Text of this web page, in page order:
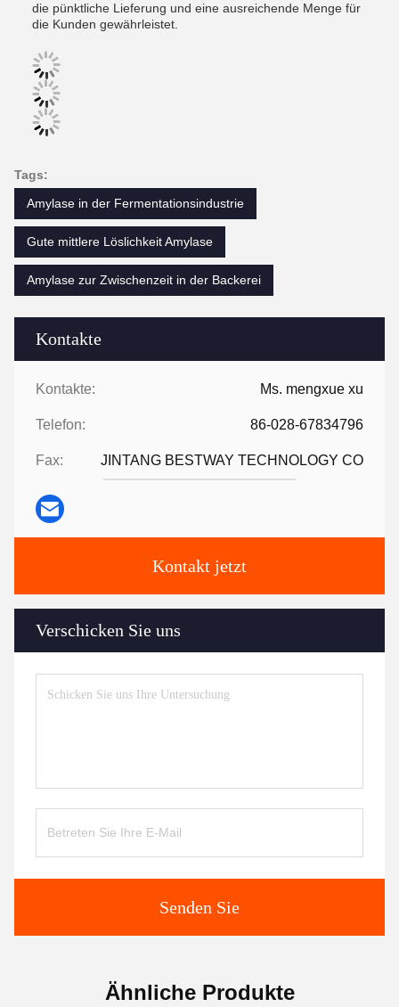
Kontakte
Kontakte: Ms. mengxue xu
Telefon: 86-028-67834796
Fax: JINTANG BESTWAY TECHNOLOGY CO
Kontakt jetzt
Verschicken Sie uns
Senden Sie
die pünktliche Lieferung und eine ausreichende Menge für
die Kunden gewährleistet.
Tags:
Amylase in der Fermentationsindustrie
Gute mittlere Löslichkeit Amylase
Amylase zur Zwischenzeit in der Backerei
Ähnliche Produkte